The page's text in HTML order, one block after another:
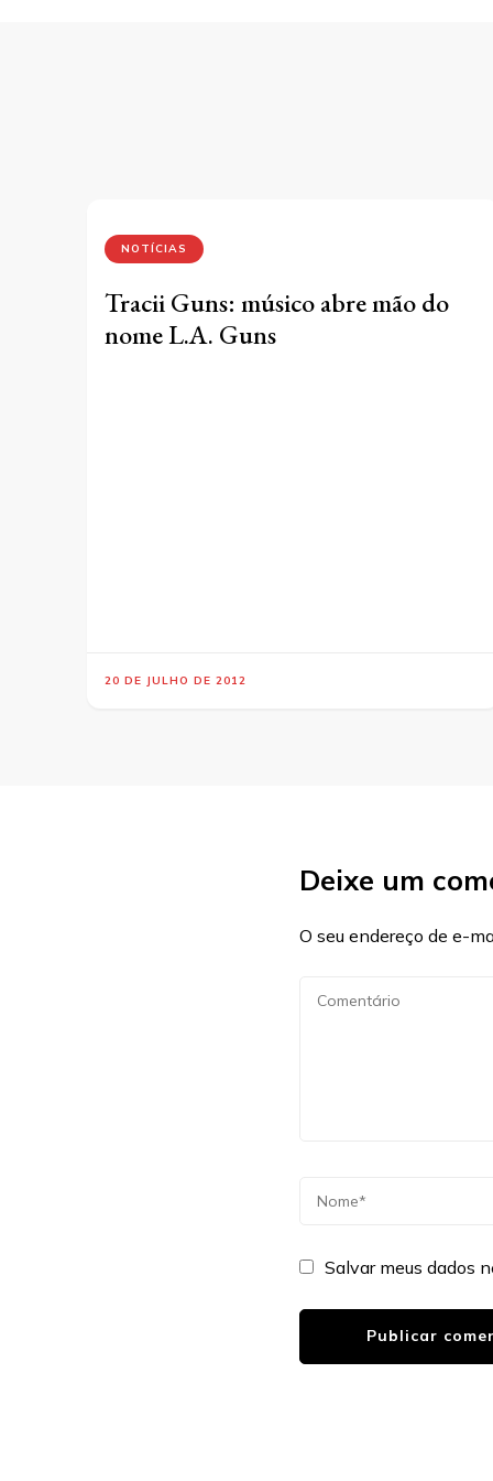
NOTÍCIAS
Tracii Guns: músico abre mão do
nome L.A. Guns
20 DE JULHO DE 2012
Deixe um
O seu endereço de e-
Salvar meus dados